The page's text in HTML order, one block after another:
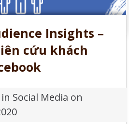
Insights –
cứu khách
Social Media on